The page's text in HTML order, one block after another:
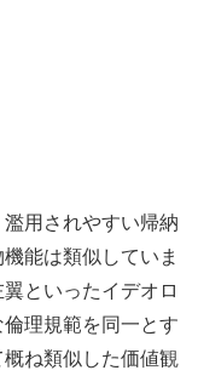
用されやすい帰納
能は類似していま
といったイデオロ
理規範を同一とす
ね類似した価値観